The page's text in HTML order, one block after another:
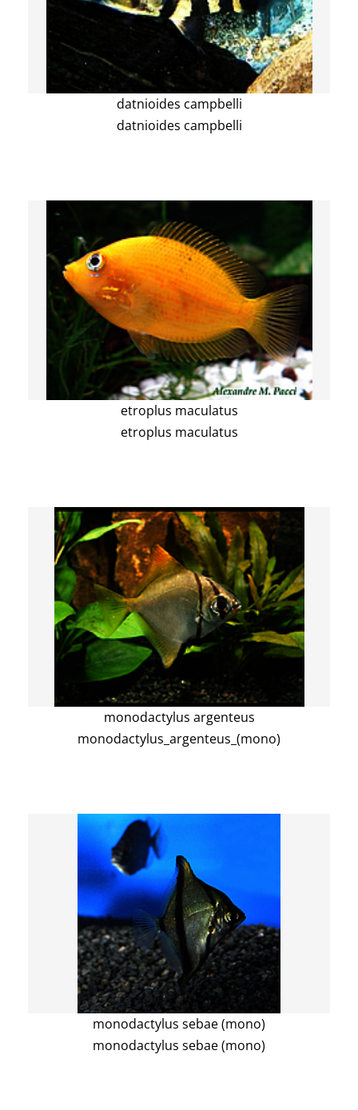
datnioides campbelli
datnioides campbelli
etroplus maculatus
etroplus maculatus
monodactylus argenteus
monodactylus_argenteus_(mono)
monodactylus sebae (mono)
monodactylus sebae (mono)